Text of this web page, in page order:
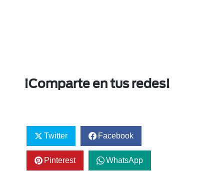
¡Comparte en tus redes!
Twitter Facebook
Pinterest WhatsApp